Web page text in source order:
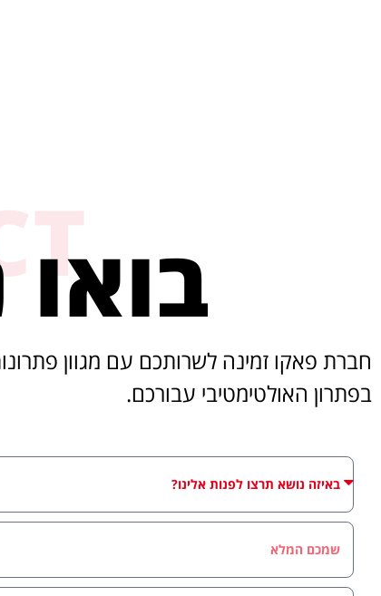
חברת פאקו זמינה לשרותכם עם מגוון
בפתרון האולטימטיבי עבורכם.